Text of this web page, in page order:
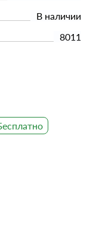
В наличии
8011